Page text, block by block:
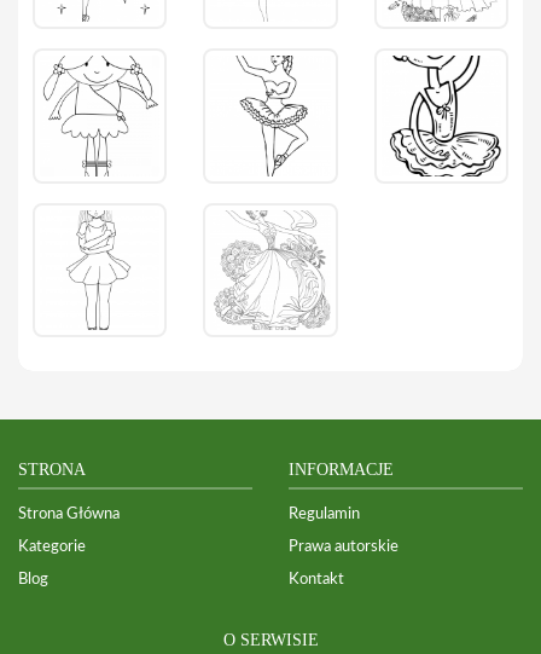
STRONA
Strona Główna
Kategorie
Blog
INFORMACJE
Regulamin
Prawa autorskie
Kontakt
O SERWISIE